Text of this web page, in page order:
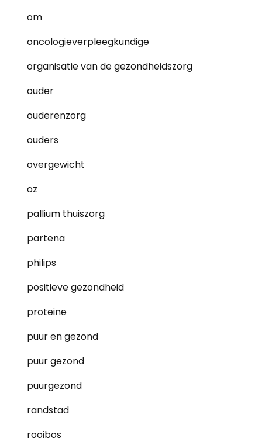
om
oncologieverpleegkundige
organisatie van de gezondheidszorg
ouder
ouderenzorg
ouders
overgewicht
oz
pallium thuiszorg
partena
philips
positieve gezondheid
proteine
puur en gezond
puur gezond
puurgezond
randstad
rooibos